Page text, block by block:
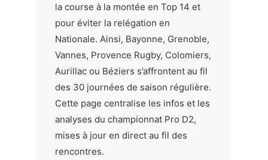
la course à la montée en Top 14 et
pour éviter la relégation en
Nationale. Ainsi, Bayonne, Grenoble,
Vannes, Provence Rugby, Colomiers,
Aurillac ou Béziers s’affrontent au fil
des 30 journées de saison régulière.
Cette page centralise les infos et les
analyses du championnat Pro D2,
mises à jour en direct au fil des
rencontres.